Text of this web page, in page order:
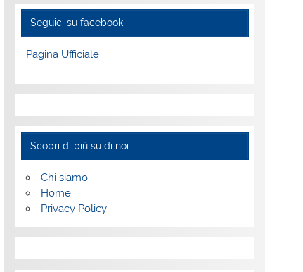
Seguici su facebook
Pagina Ufficiale
Scopri di più su di noi
Chi siamo
Home
Privacy Policy